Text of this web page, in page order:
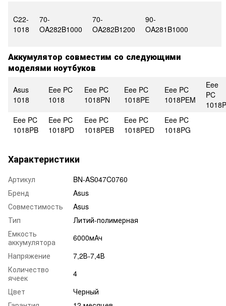
C22-
1018
70-
OA282B1000
70-
OA282B1200
90-
OA281B1000
Аккумулятор совместим со следующими
моделями ноутбуков
Asus
1018
Eee PC
1018
Eee PC
1018PN
Eee PC
1018PE
Eee PC
1018PEM
Eee
PC
1018P
Eee PC
1018PB
Eee PC
1018PD
Eee PC
1018PEB
Eee PC
1018PED
Eee PC
1018PG
Характеристики
Артикул
BN-AS047C0760
Бренд
Asus
Совместимость
Asus
Тип
Литий-полимерная
Емкость
аккумулятора
6000мАч
Напряжение
7,2В-7,4В
Количество
ячеек
4
Цвет
Черный